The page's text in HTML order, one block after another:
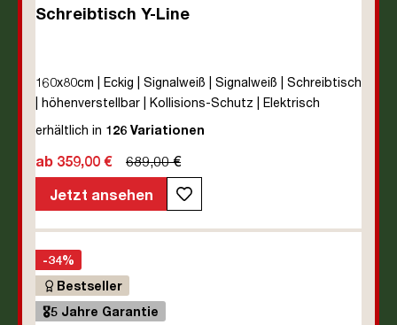
Schreibtisch Y-Line
160x80cm | Eckig | Signalweiß | Signalweiß | Schreibtisch
| höhenverstellbar | Kollisions-Schutz | Elektrisch
höhenverstellbar | Kindersicherung | Metall | Holz |
unmontiert | TÜV© mobiles Arbeiten | bis zu 80 kg | Y-
erhältlich in 126 Variationen
ab 359,00 €
689,00 €
Jetzt ansehen
-34%
Bestseller
🎖️5 Jahre Garantie